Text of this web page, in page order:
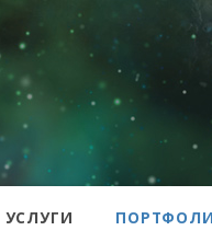
УСЛУГИ